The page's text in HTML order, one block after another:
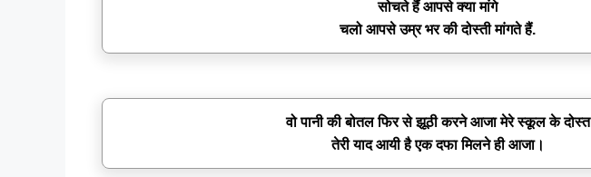
सोचते हैं आपसे क्या मांगे
चलो आपसे उम्र भर की दोस्ती मांगते हैं.
वो पानी की बोतल फिर से झूठी करने आजा मेरे स्कूल के दोस्त
तेरी याद आयी है एक दफा मिलने ही आजा।